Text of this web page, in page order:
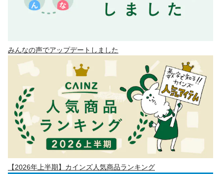
みんなの声でアップデートしました
【2026年上半期】カインズ人気商品ランキング